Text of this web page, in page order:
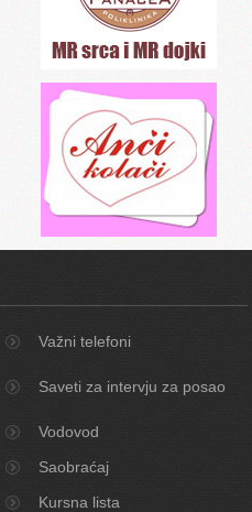
Važni telefoni
Saveti za intervju za posao
Vodovod
Saobraćaj
Kursna lista